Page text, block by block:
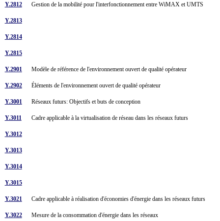
Y.2812 Gestion de la mobilité pour l'interfonctionnement entre WiMAX et UMTS
Y.2813
Y.2814
Y.2815
Y.2901 Modèle de référence de l'environnement ouvert de qualité opérateur
Y.2902 Éléments de l'environnement ouvert de qualité opérateur
Y.3001 Réseaux futurs: Objectifs et buts de conception
Y.3011 Cadre applicable à la virtualisation de réseau dans les réseaux futurs
Y.3012
Y.3013
Y.3014
Y.3015
Y.3021 Cadre applicable à réalisation d'économies d'énergie dans les réseaux futurs
Y.3022 Mesure de la consommation d'énergie dans les réseaux